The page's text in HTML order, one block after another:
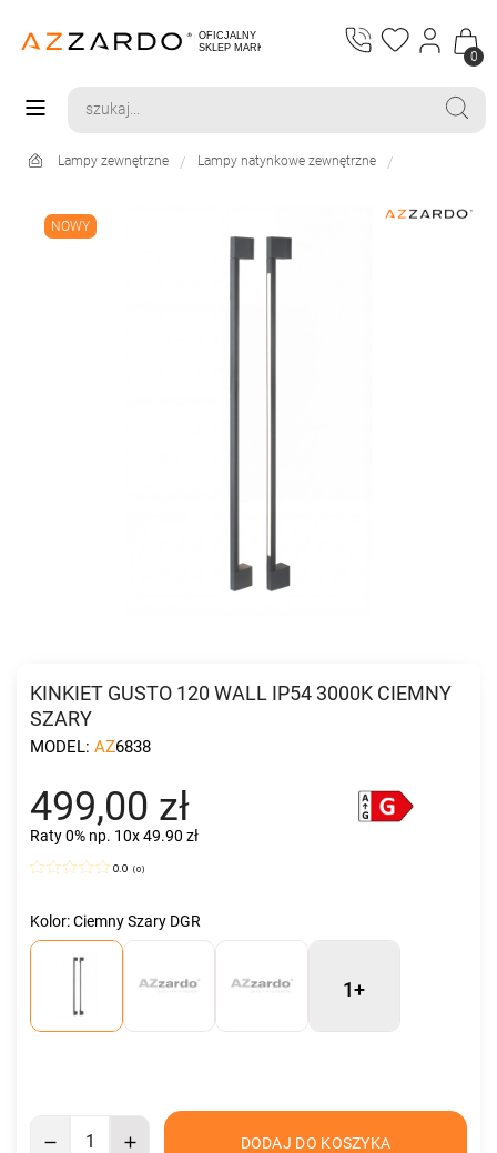
0
Lampy zewnętrzne Lampy natynkowe zewnętrzne
NOWY
KINKIET GUSTO 120 WALL IP54 3000K CIEMNY
SZARY
MODEL: AZ6838
499,00 zł
Raty 0% np. 10x 49.90 zł
0.0 (0)
Kolor: Ciemny Szary DGR
1+
DODAJ DO KOSZYKA